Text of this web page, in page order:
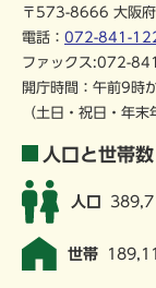
〒573-8666 大阪
電話： 072-841-
ファックス:072-
開庁時間：午前9時
（土日・祝日・年末
人口と世帯数
人口
世帯